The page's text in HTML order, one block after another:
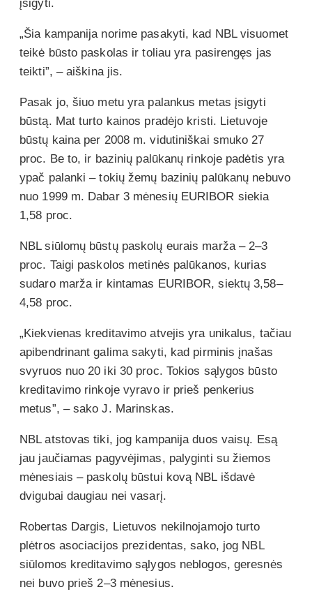
įsigyti.
„Šia kampanija norime pasakyti, kad NBL visuomet
teikė būsto paskolas ir toliau yra pasirengęs jas
teikti”, – aiškina jis.
Pasak jo, šiuo metu yra palankus metas įsigyti
būstą. Mat turto kainos pradėjo kristi. Lietuvoje
būstų kaina per 2008 m. vidutiniškai smuko 27
proc. Be to, ir bazinių palūkanų rinkoje padėtis yra
ypač palanki – tokių žemų bazinių palūkanų nebuvo
nuo 1999 m. Dabar 3 mėnesių EURIBOR siekia
1,58 proc.
NBL siūlomų būstų paskolų eurais marža – 2–3
proc. Taigi paskolos metinės palūkanos, kurias
sudaro marža ir kintamas EURIBOR, siektų 3,58–
4,58 proc.
„Kiekvienas kreditavimo atvejis yra unikalus, tačiau
apibendrinant galima sakyti, kad pirminis įnašas
svyruos nuo 20 iki 30 proc. Tokios sąlygos būsto
kreditavimo rinkoje vyravo ir prieš penkerius
metus”, – sako J. Marinskas.
NBL atstovas tiki, jog kampanija duos vaisų. Esą
jau jaučiamas pagyvėjimas, palyginti su žiemos
mėnesiais – paskolų būstui kovą NBL išdavė
dvigubai daugiau nei vasarį.
Robertas Dargis, Lietuvos nekilnojamojo turto
plėtros asociacijos prezidentas, sako, jog NBL
siūlomos kreditavimo sąlygos neblogos, geresnės
nei buvo prieš 2–3 mėnesius.